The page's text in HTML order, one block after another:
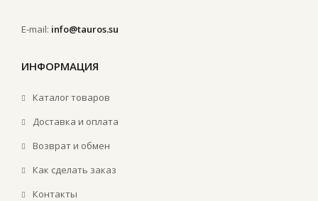
E-mail: info@tauros.su
ИНФОРМАЦИЯ
Каталог товаров
Доставка и оплата
Возврат и обмен
Как сделать заказ
Контакты